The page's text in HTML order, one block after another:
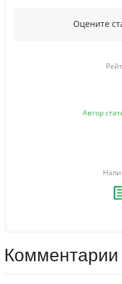
Оцените
Автор
Комментарии